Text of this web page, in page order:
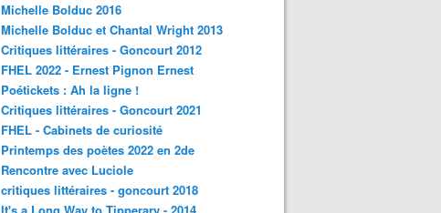
Michelle Bolduc 2016
Michelle Bolduc et Chantal Wright 2013
Critiques littéraires - Goncourt 2012
FHEL 2022 - Ernest Pignon Ernest
Poétickets : Ah la ligne !
Critiques littéraires - Goncourt 2021
FHEL - Cabinets de curiosité
Printemps des poètes 2022 en 2de
Rencontre avec Luciole
critiques littéraires - goncourt 2018